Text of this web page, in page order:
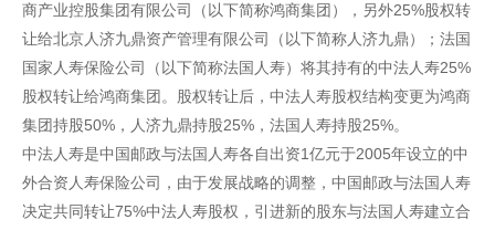
商产业控股集团有限公司（以下简称鸿商集团），另外25%股权转
让给北京人济九鼎资产管理有限公司（以下简称人济九鼎）；法国
国家人寿保险公司（以下简称法国人寿）将其持有的中法人寿25%
股权转让给鸿商集团。股权转让后，中法人寿股权结构变更为鸿商
集团持股50%，人济九鼎持股25%，法国人寿持股25%。
中法人寿是中国邮政与法国人寿各自出资1亿元于2005年设立的中
外合资人寿保险公司，由于发展战略的调整，中国邮政与法国人寿
决定共同转让75%中法人寿股权，引进新的股东与法国人寿建立合